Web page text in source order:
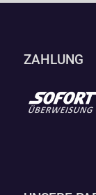
ZAHLUNG